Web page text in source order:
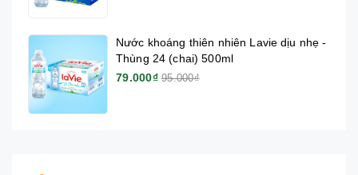
Nước khoáng thiên nhiên Lavie dịu nhẹ -
Thùng 24 (chai) 500ml
79.000₫ 95.000₫